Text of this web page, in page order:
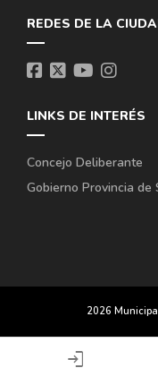
login
REDES DE LA
LINKS DE INTERÉS
Concejo Deliberante
Gobierno Provincia de
2026